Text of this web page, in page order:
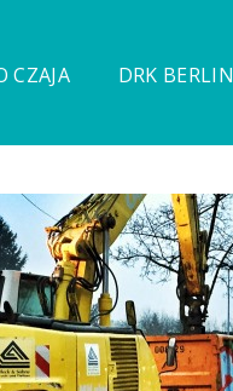
CZAJA DRK BERLIN